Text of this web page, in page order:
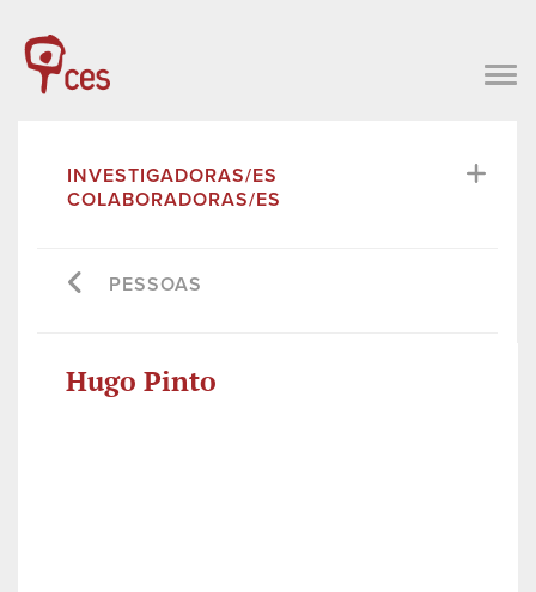
INVESTIGADORAS/ES
COLABORADORAS/ES
PESSOAS
Hugo Pinto